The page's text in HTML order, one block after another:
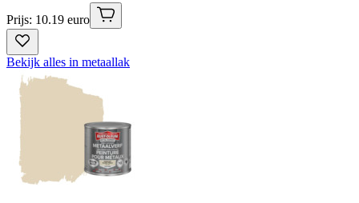
Prijs: 10.19 euro
Bekijk alles in metaallak